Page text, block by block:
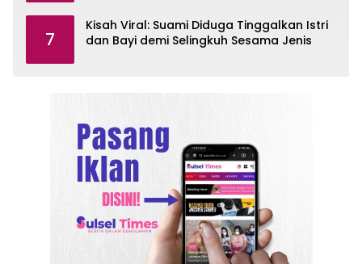
7
Kisah Viral: Suami Diduga Tinggalkan Istri
dan Bayi demi Selingkuh Sesama Jenis